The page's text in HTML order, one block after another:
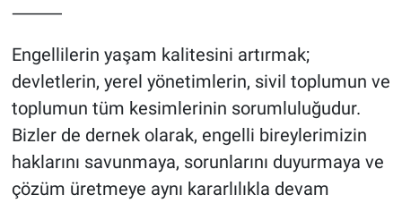
⸻
Engellilerin yaşam kalitesini artırmak;
devletlerin, yerel yönetimlerin, sivil toplumun ve
toplumun tüm kesimlerinin sorumluluğudur.
Bizler de dernek olarak, engelli bireylerimizin
haklarını savunmaya, sorunlarını duyurmaya ve
çözüm üretmeye aynı kararlılıkla devam